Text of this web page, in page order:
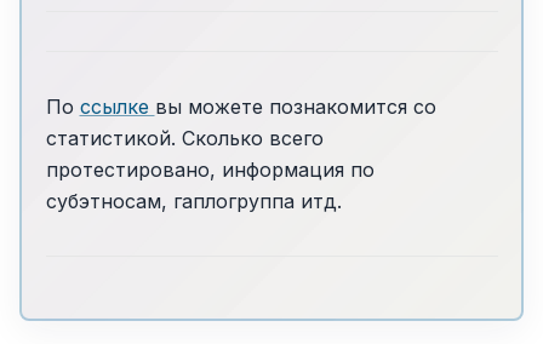
По ссылке вы можете познакомится со
статистикой. Сколько всего
протестировано, информация по
субэтносам, гаплогруппа итд.